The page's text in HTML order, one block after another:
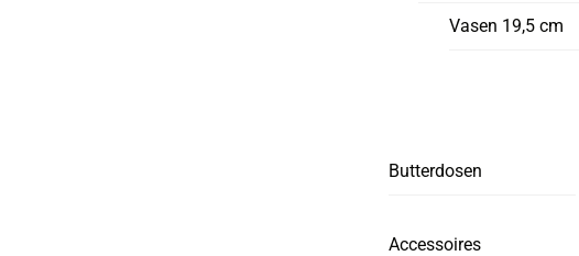
Vasen 19,5 cm
Butterdosen
Accessoires